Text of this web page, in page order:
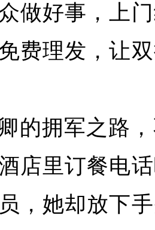
做好事，上
费理发，让
的拥军之路
店里订餐电
，她却放下